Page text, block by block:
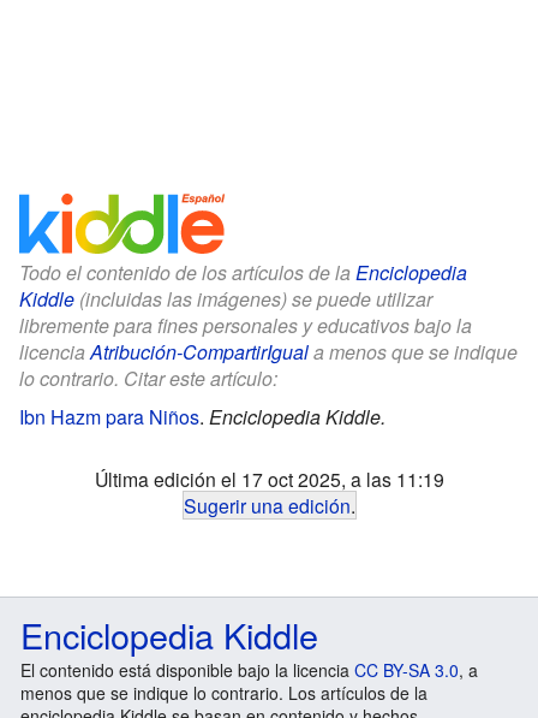
Todo el contenido de los artículos de la Enciclopedia
Kiddle (incluidas las imágenes) se puede utilizar
libremente para fines personales y educativos bajo la
licenciaAtribución-CompartirIguala menos que se indique
lo contrario. Citar este artículo:
Ibn Hazm para Niños. Enciclopedia Kiddle.
Última edición el 17 oct 2025, a las 11:19
Sugerir una edición.
Enciclopedia Kiddle
El contenido está disponible bajo la licencia CC BY-SA 3.0, a
menos que se indique lo contrario. Los artículos de la